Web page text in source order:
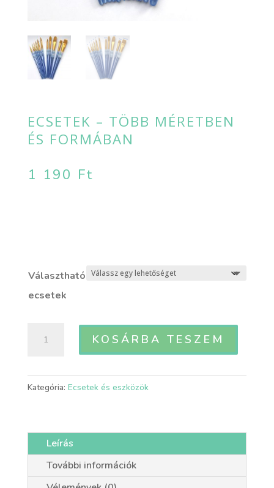
ECSETEK – TÖBB MÉRETBEN
ÉS FORMÁBAN
1 190 Ft
Választható
ecsetek
méretben
mennyiség
KOSÁRBA TESZEM
Kategória: Ecsetek és eszközök
Leírás
További információk